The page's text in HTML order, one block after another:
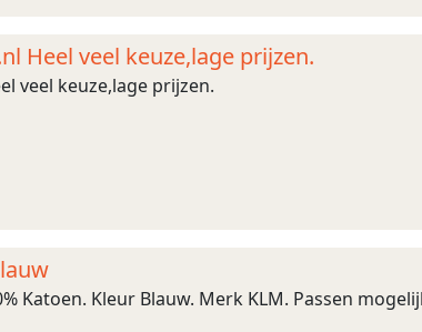
Heel veel keuze,lage prijzen.
veel keuze,lage prijzen.
Katoen. Kleur Blauw. Merk KLM. Passen